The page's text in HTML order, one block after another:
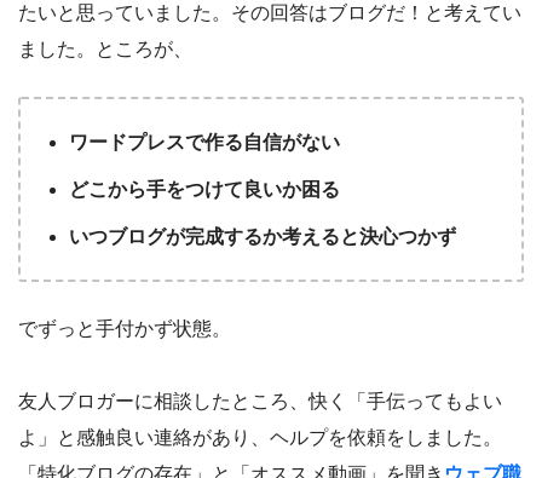
たいと思っていました。その回答はブログだ！と考えてい
ました。ところが、
ワードプレスで作る自信がない
どこから手をつけて良いか困る
いつブログが完成するか考えると決心つかず
でずっと手付かず状態。
友人ブロガーに相談したところ、快く「手伝ってもよい
よ」と感触良い連絡があり、ヘルプを依頼をしました。
「特化ブログの存在」と「オススメ動画」を聞き ウェブ職